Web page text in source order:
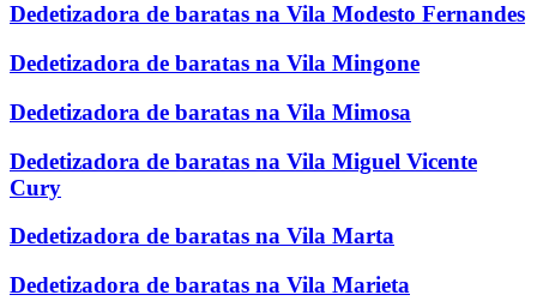
Dedetizadora de baratas na Vila Modesto Fernandes
Dedetizadora de baratas na Vila Mingone
Dedetizadora de baratas na Vila Mimosa
Dedetizadora de baratas na Vila Miguel Vicente
Cury
Dedetizadora de baratas na Vila Marta
Dedetizadora de baratas na Vila Marieta